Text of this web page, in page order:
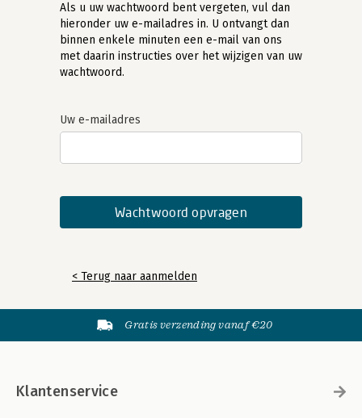
Als u uw wachtwoord bent vergeten, vul dan
hieronder uw e-mailadres in. U ontvangt dan
binnen enkele minuten een e-mail van ons
met daarin instructies over het wijzigen van uw
wachtwoord.
Uw e-mailadres
< Terug naar aanmelden
Gratis verzending vanaf €20
Klantenservice